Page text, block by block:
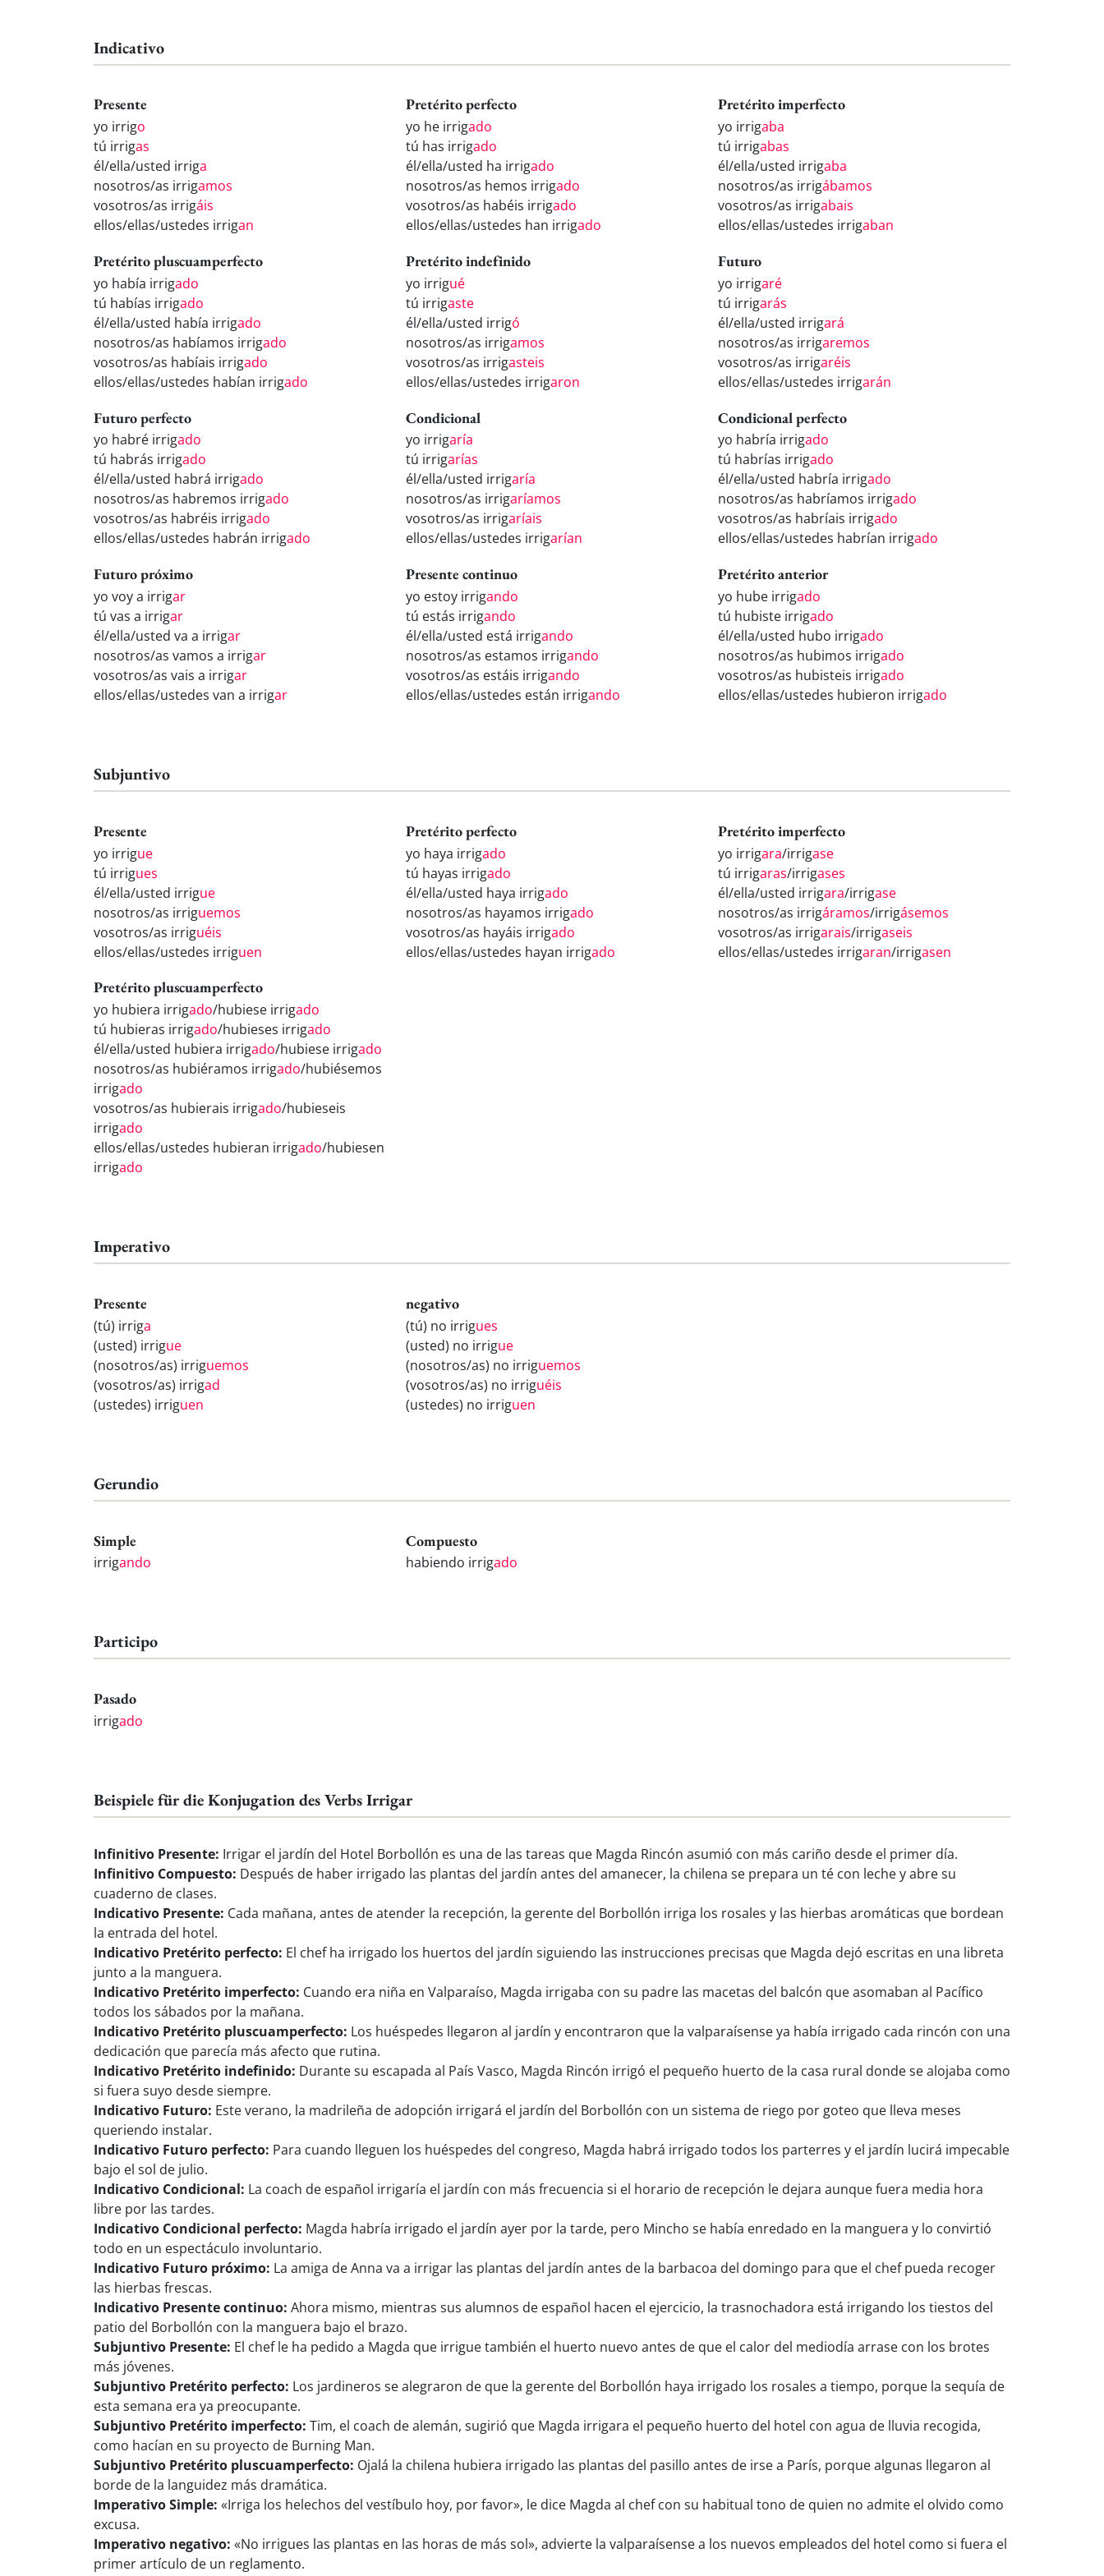
Indicativo
Presente
yo irrigo
tú irrigas
él/ella/usted irriga
nosotros/as irrigamos
vosotros/as irrigáis
ellos/ellas/ustedes irrigan
Pretérito perfecto
yo he irrigado
tú has irrigado
él/ella/usted ha irrigado
nosotros/as hemos irrigado
vosotros/as habéis irrigado
ellos/ellas/ustedes han irrigado
Pretérito imperfecto
yo irrigaba
tú irrigabas
él/ella/usted irrigaba
nosotros/as irrigábamos
vosotros/as irrigabais
ellos/ellas/ustedes irrigaban
Pretérito pluscuamperfecto
yo había irrigado
tú habías irrigado
él/ella/usted había irrigado
nosotros/as habíamos irrigado
vosotros/as habíais irrigado
ellos/ellas/ustedes habían irrigado
Pretérito indefinido
yo irrigué
tú irrigaste
él/ella/usted irrigó
nosotros/as irrigamos
vosotros/as irrigasteis
ellos/ellas/ustedes irrigaron
Futuro
yo irrigaré
tú irrigarás
él/ella/usted irrigará
nosotros/as irrigaremos
vosotros/as irrigaréis
ellos/ellas/ustedes irrigarán
Futuro perfecto
yo habré irrigado
tú habrás irrigado
él/ella/usted habrá irrigado
nosotros/as habremos irrigado
vosotros/as habréis irrigado
ellos/ellas/ustedes habrán irrigado
Condicional
yo irrigaría
tú irrigarías
él/ella/usted irrigaría
nosotros/as irrigaríamos
vosotros/as irrigaríais
ellos/ellas/ustedes irrigarían
Condicional perfecto
yo habría irrigado
tú habrías irrigado
él/ella/usted habría irrigado
nosotros/as habríamos irrigado
vosotros/as habríais irrigado
ellos/ellas/ustedes habrían irrigado
Futuro próximo
yo voy a irrigar
tú vas a irrigar
él/ella/usted va a irrigar
nosotros/as vamos a irrigar
vosotros/as vais a irrigar
ellos/ellas/ustedes van a irrigar
Presente continuo
yo estoy irrigando
tú estás irrigando
él/ella/usted está irrigando
nosotros/as estamos irrigando
vosotros/as estáis irrigando
ellos/ellas/ustedes están irrigando
Pretérito anterior
yo hube irrigado
tú hubiste irrigado
él/ella/usted hubo irrigado
nosotros/as hubimos irrigado
vosotros/as hubisteis irrigado
ellos/ellas/ustedes hubieron irrigado
Subjuntivo
Presente
yo irrigue
tú irrigues
él/ella/usted irrigue
nosotros/as irriguemos
vosotros/as irriguéis
ellos/ellas/ustedes irriguen
Pretérito perfecto
yo haya irrigado
tú hayas irrigado
él/ella/usted haya irrigado
nosotros/as hayamos irrigado
vosotros/as hayáis irrigado
ellos/ellas/ustedes hayan irrigado
Pretérito imperfecto
yo irrigara/irrigase
tú irrigaras/irrigases
él/ella/usted irrigara/irrigase
nosotros/as irrigáramos/irrigásemos
vosotros/as irrigarais/irrigaseis
ellos/ellas/ustedes irrigaran/irrigasen
Pretérito pluscuamperfecto
yo hubiera irrigado/hubiese irrigado
tú hubieras irrigado/hubieses irrigado
él/ella/usted hubiera irrigado/hubiese irrigado
nosotros/as hubiéramos irrigado/hubiésemos
irrigado
vosotros/as hubierais irrigado/hubieseis
irrigado
ellos/ellas/ustedes hubieran irrigado/hubiesen
irrigado
Imperativo
Presente
(tú) irriga
(usted) irrigue
(nosotros/as) irriguemos
(vosotros/as) irrigad
(ustedes) irriguen
negativo
(tú) no irrigues
(usted) no irrigue
(nosotros/as) no irriguemos
(vosotros/as) no irriguéis
(ustedes) no irriguen
Gerundio
Simple
irrigando
Compuesto
habiendo irrigado
Participo
Pasado
irrigado
Beispiele für die Konjugation des Verbs Irrigar
Infinitivo Presente: Irrigar el jardín del Hotel Borbollón es una de las tareas que Magda Rincón asumió con más cariño desde el primer día.
Infinitivo Compuesto: Después de haber irrigado las plantas del jardín antes del amanecer, la chilena se prepara un té con leche y abre su
cuaderno de clases.
Indicativo Presente: Cada mañana, antes de atender la recepción, la gerente del Borbollón irriga los rosales y las hierbas aromáticas que bordean
la entrada del hotel.
Indicativo Pretérito perfecto: El chef ha irrigado los huertos del jardín siguiendo las instrucciones precisas que Magda dejó escritas en una libreta
junto a la manguera.
Indicativo Pretérito imperfecto: Cuando era niña en Valparaíso, Magda irrigaba con su padre las macetas del balcón que asomaban al Pacífico
todos los sábados por la mañana.
Indicativo Pretérito pluscuamperfecto: Los huéspedes llegaron al jardín y encontraron que la valparaísense ya había irrigado cada rincón con una
dedicación que parecía más afecto que rutina.
Indicativo Pretérito indefinido: Durante su escapada al País Vasco, Magda Rincón irrigó el pequeño huerto de la casa rural donde se alojaba como
si fuera suyo desde siempre.
Indicativo Futuro: Este verano, la madrileña de adopción irrigará el jardín del Borbollón con un sistema de riego por goteo que lleva meses
queriendo instalar.
Indicativo Futuro perfecto: Para cuando lleguen los huéspedes del congreso, Magda habrá irrigado todos los parterres y el jardín lucirá impecable
bajo el sol de julio.
Indicativo Condicional: La coach de español irrigaría el jardín con más frecuencia si el horario de recepción le dejara aunque fuera media hora
libre por las tardes.
Indicativo Condicional perfecto: Magda habría irrigado el jardín ayer por la tarde, pero Mincho se había enredado en la manguera y lo convirtió
todo en un espectáculo involuntario.
Indicativo Futuro próximo: La amiga de Anna va a irrigar las plantas del jardín antes de la barbacoa del domingo para que el chef pueda recoger
las hierbas frescas.
Indicativo Presente continuo: Ahora mismo, mientras sus alumnos de español hacen el ejercicio, la trasnochadora está irrigando los tiestos del
patio del Borbollón con la manguera bajo el brazo.
Subjuntivo Presente: El chef le ha pedido a Magda que irrigue también el huerto nuevo antes de que el calor del mediodía arrase con los brotes
más jóvenes.
Subjuntivo Pretérito perfecto: Los jardineros se alegraron de que la gerente del Borbollón haya irrigado los rosales a tiempo, porque la sequía de
esta semana era ya preocupante.
Subjuntivo Pretérito imperfecto: Tim, el coach de alemán, sugirió que Magda irrigara el pequeño huerto del hotel con agua de lluvia recogida,
como hacían en su proyecto de Burning Man.
Subjuntivo Pretérito pluscuamperfecto: Ojalá la chilena hubiera irrigado las plantas del pasillo antes de irse a París, porque algunas llegaron al
borde de la languidez más dramática.
Imperativo Simple: «Irriga los helechos del vestíbulo hoy, por favor», le dice Magda al chef con su habitual tono de quien no admite el olvido como
excusa.
Imperativo negativo: «No irrigues las plantas en las horas de más sol», advierte la valparaísense a los nuevos empleados del hotel como si fuera el
primer artículo de un reglamento.